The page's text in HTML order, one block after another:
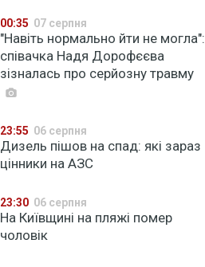
00:35 07 серпня
"Навіть нормально йти не могла":
співачка Надя Дорофєєва
зізналась про серйозну травму
23:55 06 серпня
Дизель пішов на спад: які зараз
цінники на АЗС
23:30 06 серпня
На Київщині на пляжі помер
чоловік